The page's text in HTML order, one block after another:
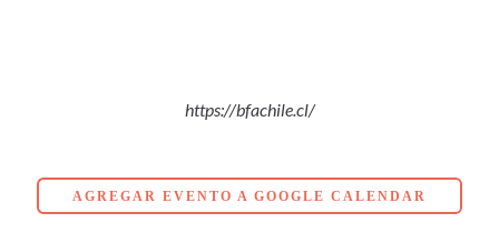
https://bfachile.cl/
AGREGAR EVENTO A GOOGLE CALENDAR